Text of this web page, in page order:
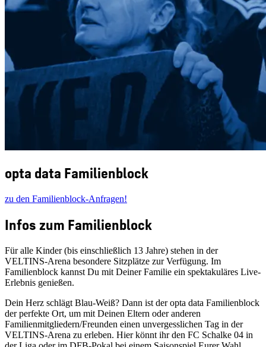
opta data Familienblock
zu den Familienblock-Anfragen!
Infos zum Familienblock
Für alle Kinder (bis einschließlich 13 Jahre) stehen in der
VELTINS-Arena besondere Sitzplätze zur Verfügung. Im
Familienblock kannst Du mit Deiner Familie ein spektakuläres Live-
Erlebnis genießen.
Dein Herz schlägt Blau-Weiß? Dann ist der opta data Familienblock
der perfekte Ort, um mit Deinen Eltern oder anderen
Familienmitgliedern/Freunden einen unvergesslichen Tag in der
VELTINS-Arena zu erleben. Hier könnt ihr den FC Schalke 04 in